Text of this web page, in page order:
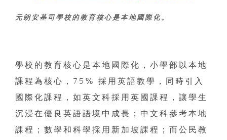
元朗安基司學校的教育核心是本地國際化。
學校的教育核心是本地國際化，小學部以本地
課程為核心，75% 採用英語教學，同時引入
國際化課程，如英文科採用英國課程，讓學生
沉浸在優良英語語境中成長；中文科參考本地
課程；數學和科學採用新加坡課程；而公民教